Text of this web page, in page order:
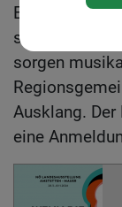
Eröffnung mit
sowie
sorgen
Ausklang.
eine